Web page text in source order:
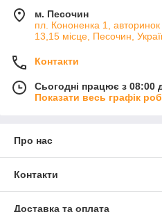
м. Песочин
пл. Кононенка 1,
13,15 місце, Песочин,
Контакти
Сьогодні працює з 08:00
Показати весь графік
Про нас
Контакти
Доставка та оплата